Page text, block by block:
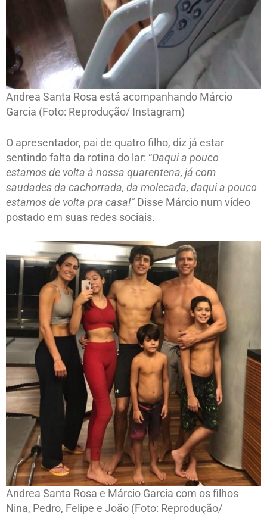
Andrea Santa Rosa está acompanhando Márcio
Garcia (Foto: Reprodução/ Instagram)
O apresentador, pai de quatro filho, diz já estar
sentindo falta da rotina do lar: “Daqui a pouco
estamos de volta à nossa quarentena, já com
saudades da cachorrada, da molecada, daqui a pouco
estamos de volta pra casa!”Disse Márcio num vídeo
postado em suas redes sociais.
Andrea Santa Rosa e Márcio Garcia com os filhos
Nina, Pedro, Felipe e João (Foto: Reprodução/